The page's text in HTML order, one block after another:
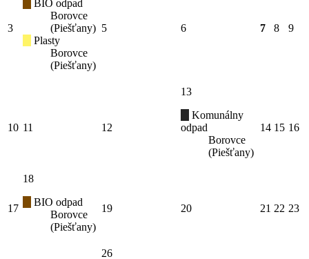
3
BIO odpad
Borovce
(Piešťany)
Plasty
Borovce
(Piešťany)
5 6 7 8 9
10 11 12
13
Komunálny
odpad
Borovce
(Piešťany)
14 15 16
17
18
BIO odpad
Borovce
(Piešťany)
19 20 21 22 23
26